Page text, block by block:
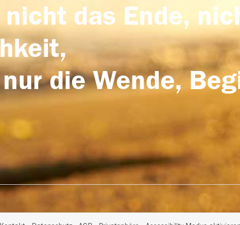
nicht das Ende,
die Wende,